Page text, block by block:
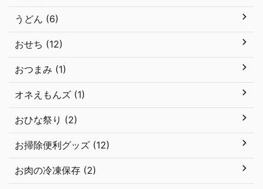
うどん (6)
おせち (12)
おつまみ (1)
オネえもんズ (1)
おひな祭り (2)
お掃除便利グッズ (12)
お肉の冷凍保存 (2)